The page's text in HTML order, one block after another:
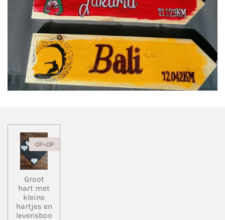
OP=OP
Groot
hart met
kleine
hartjes en
levensboo